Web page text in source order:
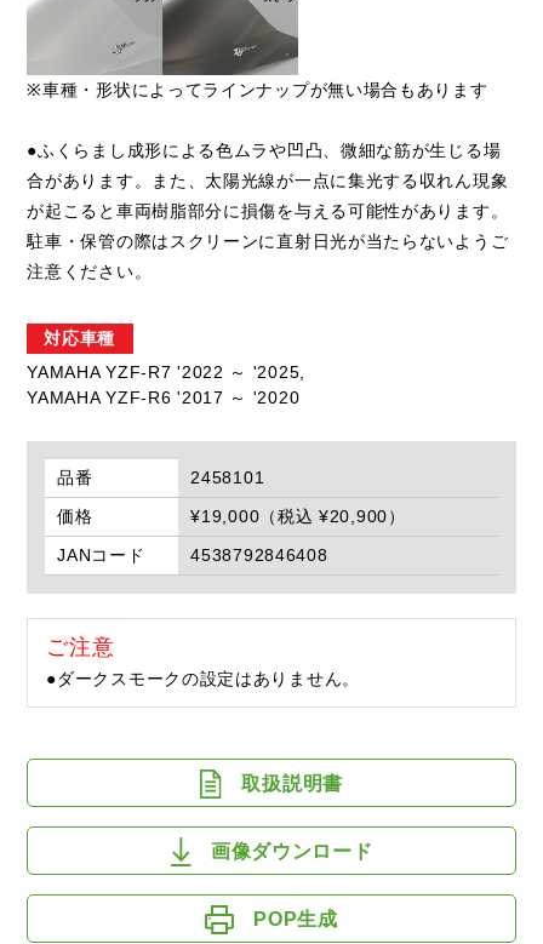
※車種・形状によってラインナップが無い場合もあります
●ふくらまし成形による色ムラや凹凸、微細な筋が生じる場
合があります。また、太陽光線が一点に集光する収れん現象
が起こると車両樹脂部分に損傷を与える可能性があります。
駐車・保管の際はスクリーンに直射日光が当たらないようご
注意ください。
対応車種
YAMAHA YZF-R7 '2022 ～ '2025,
YAMAHA YZF-R6 '2017 ～ '2020
品番
2458101
価格
¥19,000（税込 ¥20,900）
JANコード
4538792846408
ご注意
●ダークスモークの設定はありません。
取扱説明書
画像ダウンロード
POP生成